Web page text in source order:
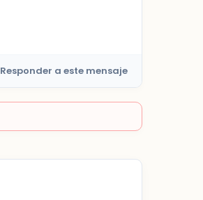
Responder a este mensaje